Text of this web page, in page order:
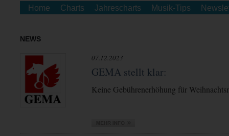
Home Charts Jahrescharts Musik-Tips
NEWS
07.12.2023
GEMA stellt klar:
Keine Gebührenerhöhung für